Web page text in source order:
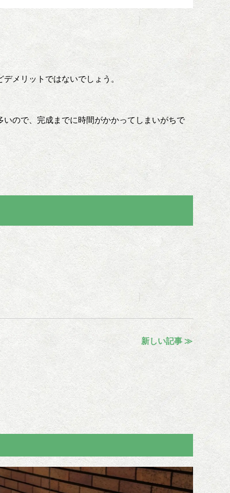
メリットではないでしょう。
ので、完成までに時間がかかってしまいがちで
新しい記事 ≫